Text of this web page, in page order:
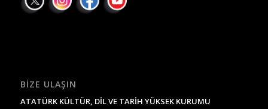
BIZE ULAŞIN
ATATÜRK KÜLTÜR, DİL VE TARİH YÜKSEK KURUMU